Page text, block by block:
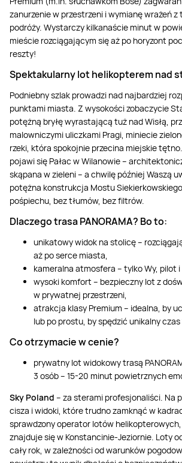
Masaż
zanurzenie w przestrzeni i wymianę wrażeń z
podróży. Wystarczy kilkanaście minut w
mieście rozciągającym się aż po horyzont
reszty!
Spektakularny lot helikopterem nad
Podniebny szlak prowadzi nad najbardziej
punktami miasta. Z wysokości zobaczycie
potężną bryłę wyrastającą tuż nad Wisłą,
malowniczymi uliczkami Pragi, miniecie
rzeki, która spokojnie przecina miejskie
pojawi się Pałac w Wilanowie –
skąpana w zieleni – a chwilę później Waszą
potężna konstrukcja Mostu
pośpiechu, bez tłumów, bez filtrów.
Dlaczego trasa PANORAMA? Bo to:
unikatowy widok na stolicę –
aż po serce miasta,
kameralna atmosfera – tylko Wy, pilot i
wysoki komfort – bezpieczny lot z
w prywatnej przestrzeni,
atrakcja klasy Premium – idealna, by
lub po prostu, by spędzić unikalny
Co otrzymacie w cenie?
prywatny lot widokowy trasą
3 osób – 15-20 minut powietrznych
Sky Poland – za sterami profesjonaliści. Na
cisza i widoki, które trudno zamknąć w
sprawdzony operator lotów
znajduje się w Konstancinie-Jeziornie. Loty
cały rok, w zależności od warunków